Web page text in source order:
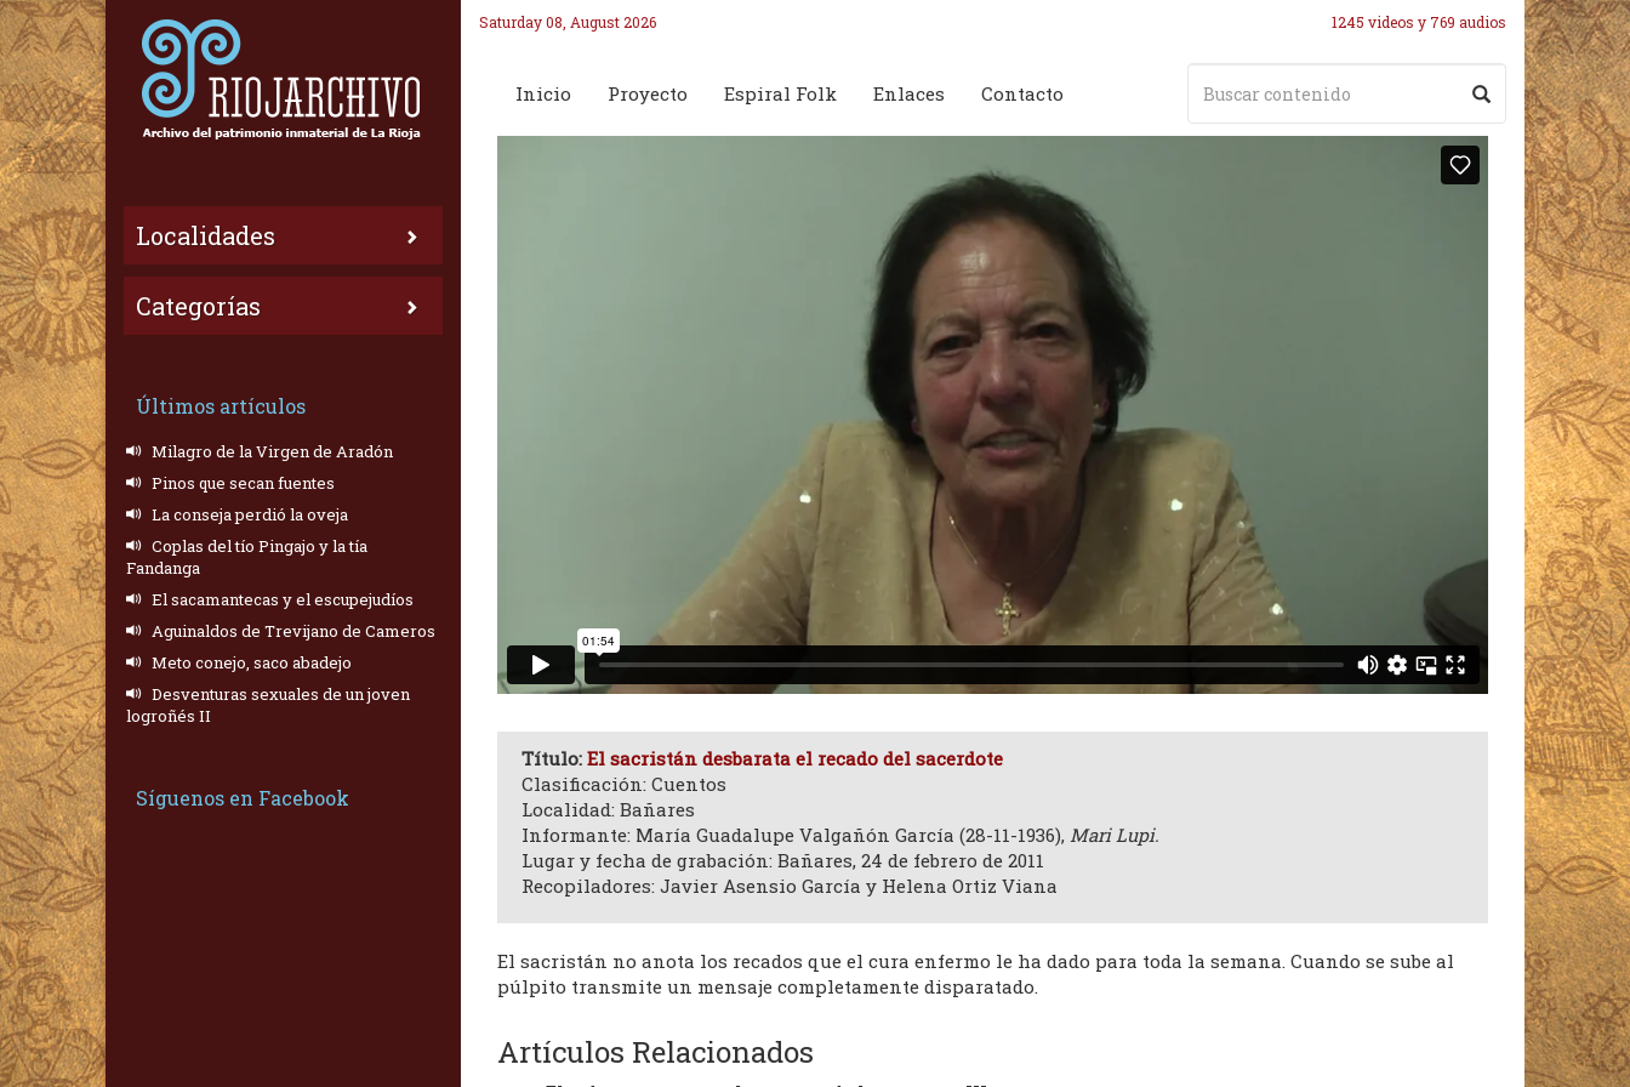
Localidades
Categorías
Últimos artículos
Milagro de la Virgen de Aradón
Pinos que secan fuentes
La conseja perdió la oveja
Coplas del tío Pingajo y la tía
Fandanga
El sacamantecas y el escupejudíos
Aguinaldos de Trevijano de Cameros
Meto conejo, saco abadejo
Desventuras sexuales de un joven
logroñés II
Síguenos en Facebook
Saturday 08, August 2026 1245 videos y 769 audios
Inicio Proyecto Espiral Folk Enlaces Contacto
Título: El sacristán desbarata el recado del sacerdote
Clasificación: Cuentos
Localidad: Bañares
Informante: María Guadalupe Valgañón García (28-11-1936), Mari Lupi.
Lugar y fecha de grabación: Bañares, 24 de febrero de 2011
Recopiladores: Javier Asensio García y Helena Ortiz Viana
El sacristán no anota los recados que el cura enfermo le ha dado para toda la semana. Cuando se sube al
púlpito transmite un mensaje completamente disparatado.
Artículos Relacionados